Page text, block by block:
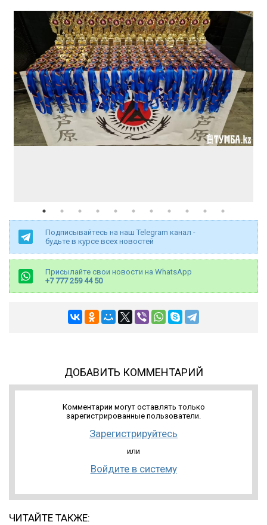
Подписывайтесь на наш Telegram канал -
будьте в курсе всех новостей
Присылайте свои новости на WhatsApp
+7 777 259 44 50
ДОБАВИТЬ КОММЕНТАРИЙ
Комментарии могут оставлять только
зарегистрированные пользователи.
Зарегистрируйтесь
или
Войдите в систему
ЧИТАЙТЕ ТАКЖЕ: